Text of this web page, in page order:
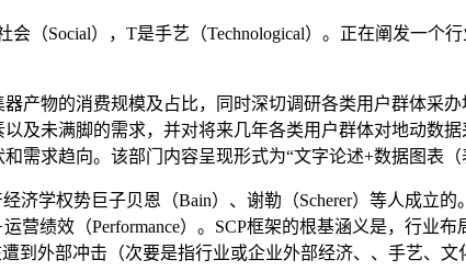
（Social），T是手艺（Technological）。正在阐发一个
物的消费规模及占比，同时深切调研各类用户群体采办
及未满脚的需求，并对将来几年各类用户群体对地动数
求趋向。该部门内容呈现形式为“文字论述+数据图表（
学权势巨子贝恩（Bain）、谢勒（Scherer）等人成立的
营绩效（Performance）。SCP框架的根基涵义是，行业
到外部冲击（次要是指行业或企业外部经济、、手艺、